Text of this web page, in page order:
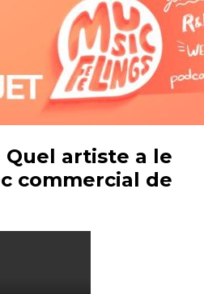
Quel artiste a le
commercial de